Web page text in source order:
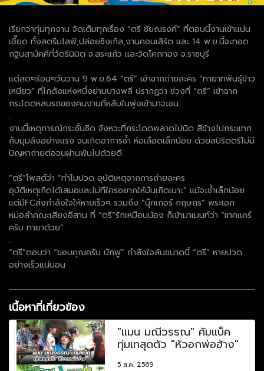
เรียกว่าทุ่มทุกงาน จัดเต็มทุกเรื่อง “ตรี ชัยณรงค์” ที่ตอนนี้งานเข้าแน่น
เอี๊ยด ทั้งสตรีมไลฟ์,ปล่อยซิงเกิล,งานคอนเสิร์ต และ 14 พ.ย.นี้จะทอด
กฐินสามัคคีที่วัดรีนิมิต จ.สระแก้ว และวัดโคกทอง จ.ราชบุรี
.
แต่สดๆร้อนๆวันวาน 9 พ.ย.64 “ตรี” เข้าฉากถ่ายละคร “ทายาทพันธุ์ข้าว
เหนียว” ที่โกดังแห่งหนึ่งย่านบางพลี ปรากฏว่า ช่วงที่ “ตรี” เข้าฉาก
กระโดดหลบรถของคนงานที่หลับในพุ่งเข้ามาจะชน
.
งานนี้เหตุการณ์กระชั้นชิด จังหวะที่กระโดดพลาดไปนิด สีข้างไปกระแทก
กับมุมลังอย่างแรง จนเกิดอาการช้ำ ห้อเลือดเล็กน้อย ด้วยสปิริตตรีไม่มี
ปัญหาถ่ายต่อจนผ่านพ้นไปด้วยดี
.
“ตรี”โพสต์ว่า “ทำไมปวด อุบัติเหตุจากการถ่ายละคร
อุบัติเหตุเกิดได้เสมอและไม่ทีใครอยากให้มันเกิดเนาะ” แม้จะช้ำเล็กน้อย
แต่มีFCส่งกำลังใจให้หายเร็วๆ รวมถึง “นุ๊กเกอร์ กฤษกร” พระเอก
หมอลำคณะเสียงอีสาน ที่ “ตรี”รักเหมือนน้อง ก็เข้ามาเมนท์ว่า “เทคแคร์
ครับ ทายาด้วย”
.
“ตรี”ตอบว่า “ขอบคุณครับ บักฟู” กำลังใจล้นขนาดนี้ “ตรี” หายปวด
อย่างเร็วแน่นอน
เนื้อหาที่เกี่ยวข้อง
"แมน มณีวรรณ" คัมแบ็ค
ทุ่มเทสุดตัว "หัวอกพ่อฮ้าง"
5 ส.ค. 2569